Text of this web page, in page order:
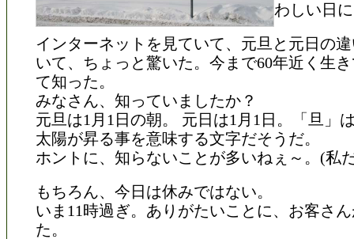
わしい日
インターネットを見ていて、元旦と元日の
いて、ちょっと驚いた。今まで60年近く生
て知った。
みなさん、知っていましたか？
元旦は1月1日の朝。 元日は1月1日。「旦」
太陽が昇る事を意味する文字だそうだ。
ホントに、知らないことが多いねぇ～。(私
もちろん、今日は休みではない。
いま11時過ぎ。ありがたいことに、お客さ
た。